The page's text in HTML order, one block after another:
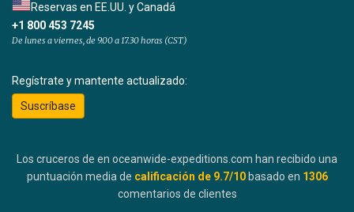
Reservas en EE.UU. y Canadá
+1 800 453 7245
De lunes a viernes, de 9.00 a 17.30 horas (CST)
Regístrate y mantente actualizado:
Suscríbase
Los cruceros de en oceanwide-expeditions.com han recibido una
puntuación media de calificación de 9.7/10 basado en 1306
comentarios de clientes